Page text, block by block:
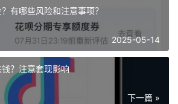
有哪些风险和注意事项？
2025-05-14
？注意套现影响
下一篇 »